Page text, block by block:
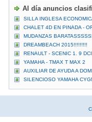
Al día anuncios
SILLA INGLESA
CHALET 4D EN PINADA -
MUDANZAS
DREAMBEACH 2015!!!!!!!!!
RENAULT - SCENIC 1. 9
YAMAHA - TMAX T MAX 2
AUXILIAR DE AYUDA A
SILENCIOSO YAMAHA